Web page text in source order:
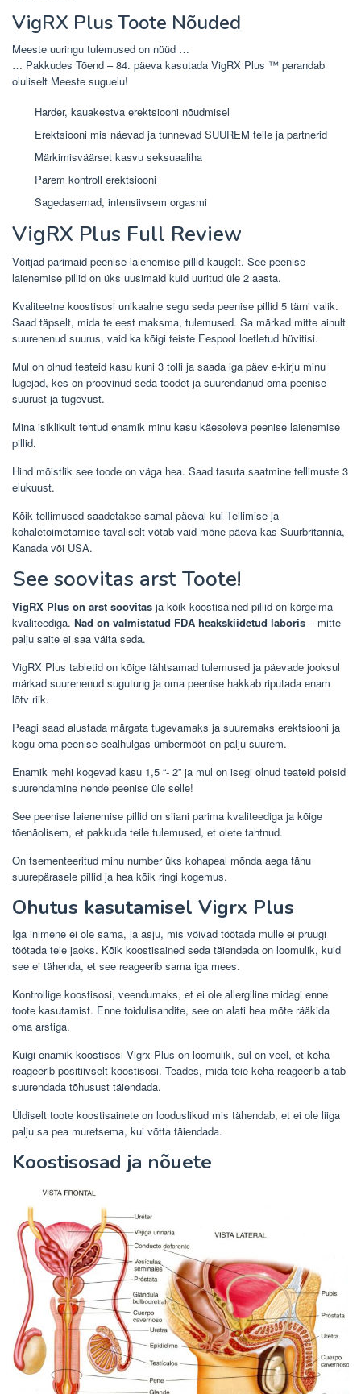
VigRX Plus Toote Nõuded
Meeste uuringu tulemused on nüüd …
… Pakkudes Tõend – 84. päeva kasutada VigRX Plus ™ parandab
oluliselt Meeste suguelu!
Harder, kauakestva erektsiooni nõudmisel
Erektsiooni mis näevad ja tunnevad SUUREM teile ja partnerid
Märkimisväärset kasvu seksuaaliha
Parem kontroll erektsiooni
Sagedasemad, intensiivsem orgasmi
VigRX Plus Full Review
Võitjad parimaid peenise laienemise pillid kaugelt. See peenise
laienemise pillid on üks uusimaid kuid uuritud üle 2 aasta.
Kvaliteetne koostisosi unikaalne segu seda peenise pillid 5 tärni valik.
Saad täpselt, mida te eest maksma, tulemused. Sa märkad mitte ainult
suurenenud suurus, vaid ka kõigi teiste Eespool loetletud hüvitisi.
Mul on olnud teateid kasu kuni 3 tolli ja saada iga päev e-kirju minu
lugejad, kes on proovinud seda toodet ja suurendanud oma peenise
suurust ja tugevust.
Mina isiklikult tehtud enamik minu kasu käesoleva peenise laienemise
pillid.
Hind mõistlik see toode on väga hea. Saad tasuta saatmine tellimuste 3
elukuust.
Kõik tellimused saadetakse samal päeval kui Tellimise ja
kohaletoimetamise tavaliselt võtab vaid mõne päeva kas Suurbritannia,
Kanada või USA.
See soovitas arst Toote!
VigRX Plus on arst soovitas ja kõik koostisained pillid on kõrgeima
kvaliteediga. Nad on valmistatud FDA heakskiidetud laboris – mitte
palju saite ei saa väita seda.
VigRX Plus tabletid on kõige tähtsamad tulemused ja päevade jooksul
märkad suurenenud sugutung ja oma peenise hakkab riputada enam
lõtv riik.
Peagi saad alustada märgata tugevamaks ja suuremaks erektsiooni ja
kogu oma peenise sealhulgas ümbermõõt on palju suurem.
Enamik mehi kogevad kasu 1,5 “- 2” ja mul on isegi olnud teateid poisid
suurendamine nende peenise üle selle!
See peenise laienemise pillid on siiani parima kvaliteediga ja kõige
tõenäolisem, et pakkuda teile tulemused, et olete tahtnud.
On tsementeeritud minu number üks kohapeal mõnda aega tänu
suurepärasele pillid ja hea kõik ringi kogemus.
Ohutus kasutamisel Vigrx Plus
Iga inimene ei ole sama, ja asju, mis võivad töötada mulle ei pruugi
töötada teie jaoks. Kõik koostisained seda täiendada on loomulik, kuid
see ei tähenda, et see reageerib sama iga mees.
Kontrollige koostisosi, veendumaks, et ei ole allergiline midagi enne
toote kasutamist. Enne toidulisandite, see on alati hea mõte rääkida
oma arstiga.
Kuigi enamik koostisosi Vigrx Plus on loomulik, sul on veel, et keha
reageerib positiivselt koostisosi. Teades, mida teie keha reageerib aitab
suurendada tõhusust täiendada.
Üldiselt toote koostisainete on looduslikud mis tähendab, et ei ole liiga
palju sa pea muretsema, kui võtta täiendada.
Koostisosad ja nõuete